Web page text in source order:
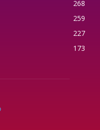
268
259
227
173